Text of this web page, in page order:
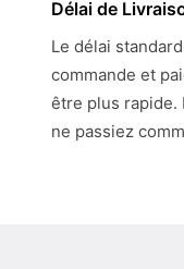
Délai de
Le délai
commande et
être plus rapide.
ne passiez